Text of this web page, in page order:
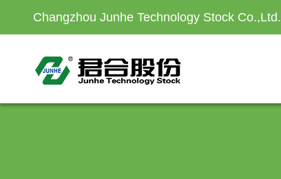
Changzhou Junhe Technology Stock Co.,Ltd.